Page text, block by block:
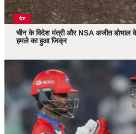
देश
चीन के विदेश मंत्री और NSA अजीत डोभाल के
हमले का हुआ जिक्र